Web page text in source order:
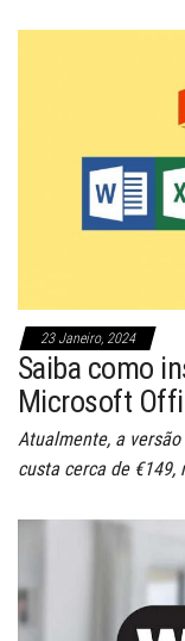
23 Janeiro, 2024
Saiba como
Microsoft
Atualmente, a
custa cerca de